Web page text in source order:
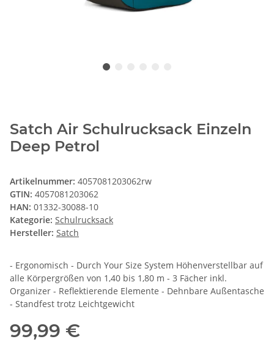
Satch Air Schulrucksack Einzeln
Deep Petrol
Artikelnummer: 4057081203062rw
GTIN: 4057081203062
HAN: 01332-30088-10
Kategorie: Schulrucksack
Hersteller: Satch
- Ergonomisch - Durch Your Size System Höhenverstellbar auf
alle Körpergrößen von 1,40 bis 1,80 m - 3 Fächer inkl.
Organizer - Reflektierende Elemente - Dehnbare Außentasche
- Standfest trotz Leichtgewicht
99,99 €